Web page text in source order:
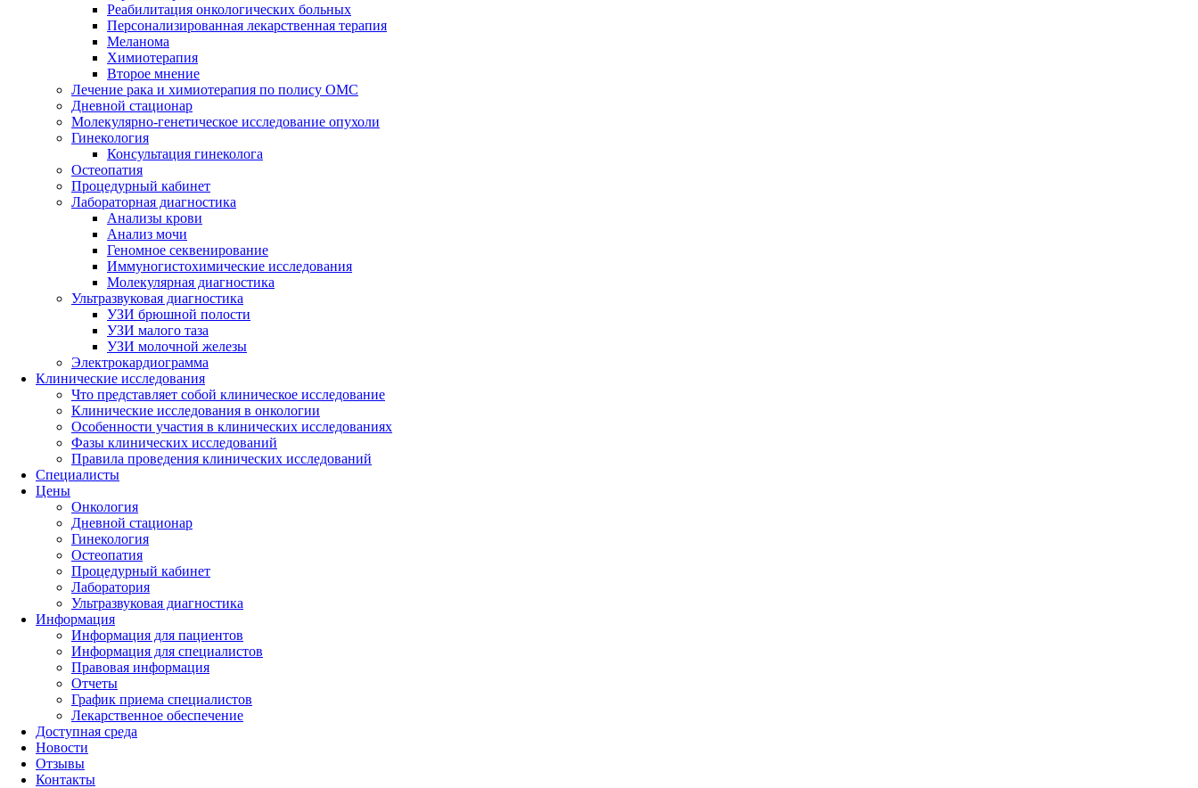
Реабилитация онкологических больных
Персонализированная лекарственная терапия
Меланома
Химиотерапия
Второе мнение
Лечение рака и химиотерапия по полису ОМС
Дневной стационар
Молекулярно-генетическое исследование опухоли
Гинекология
Консультация гинеколога
Остеопатия
Процедурный кабинет
Лабораторная диагностика
Анализы крови
Анализ мочи
Геномное секвенирование
Иммуногистохими­ческие исследования
Молекулярная диагностика
Ультразвуковая диагностика
УЗИ брюшной полости
УЗИ малого таза
УЗИ молочной железы
Электрокардиограмма
Клинические исследования
Что представляет собой клиническое исследование
Клинические исследования в онкологии
Особенности участия в клинических исследованиях
Фазы клинических исследований
Правила проведения клинических исследований
Специалисты
Цены
Онкология
Дневной стационар
Гинекология
Остеопатия
Процедурный кабинет
Лаборатория
Ультразвуковая диагностика
Информация
Информация для пациентов
Информация для специалистов
Правовая информация
Отчеты
График приема специалистов
Лекарственное обеспечение
Доступная среда
Новости
Отзывы
Контакты